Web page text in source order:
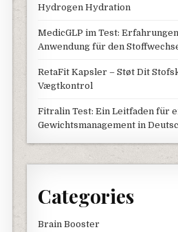
Hydrogen Hydration
MedicGLP im Test:
Anwendung für den
RetaFit Kapsler – Støt Dit
Vægtkontrol
Fitralin Test: Ein Leitfaden für
Gewichtsmanagement in
Categories
Brain Booster